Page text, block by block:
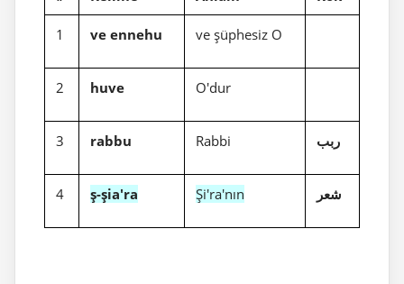
1 ve ennehu ve şüphesiz O
2 huve O'dur
3 rabbu Rabbi ربب
4 ş-şia'ra Şi'ra'nın شعر